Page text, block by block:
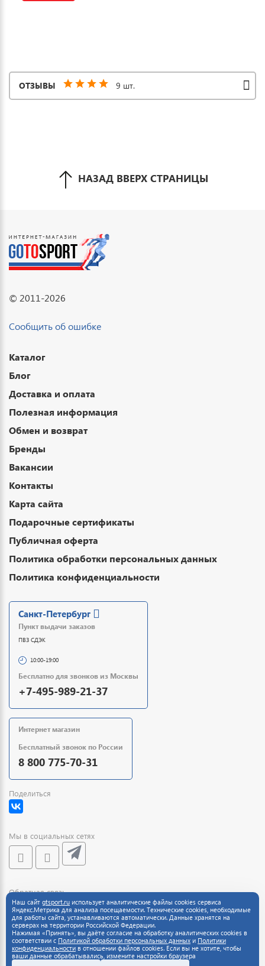
ОТЗЫВЫ 9 шт.
НАЗАД ВВЕРХ СТРАНИЦЫ
© 2011-2026
Сообщить об ошибке
Каталог
Блог
Доставка и оплата
Полезная информация
Обмен и возврат
Бренды
Вакансии
Контакты
Карта сайта
Подарочные сертификаты
Публичная оферта
Политика обработки персональных данных
Политика конфиденциальности
Санкт-Петербург
Пункт выдачи заказов
ПВЗ СДЭК
10:00-19:00
Бесплатно для звонков из Москвы
+7-495-989-21-37
Интернет магазин
Бесплатный звонок по России
8 800 775-70-31
Поделиться
Мы в социальных сетях
Обратная связь
Наш сайт gtsport.ru использует аналитические файлы cookies сервиса
Яндекс.Метрика для анализа посещаемости. Технические cookies, необходимые
для работы сайта, устанавливаются автоматически. Данные хранятся на
серверах на территории Российской Федерации.
Нажимая «Принять», вы даёте согласие на обработку аналитических cookies в
соответствии с Политикой обработки персональных данных и Политики
конфиденциальности в отношении файлов cookies. Если вы не хотите, чтобы
ваши данные обрабатывались, измените настройки браузера